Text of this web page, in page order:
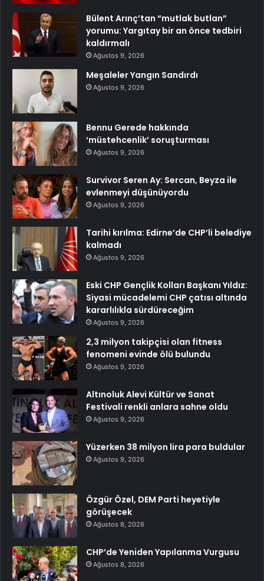
Bülent Arınç’tan “mutlak butlan”
yorumu: Yargıtay bir an önce tedbiri
kaldırmalı
Ağustos 9, 2026
Meşaleler Yangın Sandırdı
Ağustos 9, 2026
Bennu Gerede hakkında
‘müstehcenlik’ soruşturması
Ağustos 9, 2026
Survivor Seren Ay: Sercan, Beyza ile
evlenmeyi düşünüyordu
Ağustos 9, 2026
Tarihi kırılma: Edirne’de CHP’li belediye
kalmadı
Ağustos 9, 2026
Eski CHP Gençlik Kolları Başkanı Yıldız:
Siyasi mücadelemi CHP çatısı altında
kararlılıkla sürdüreceğim
Ağustos 9, 2026
2,3 milyon takipçisi olan fitness
fenomeni evinde ölü bulundu
Ağustos 9, 2026
Altınoluk Alevi Kültür ve Sanat
Festivali renkli anlara sahne oldu
Ağustos 9, 2026
Yüzerken 38 milyon lira para buldular
Ağustos 9, 2026
Özgür Özel, DEM Parti heyetiyle
görüşecek
Ağustos 8, 2026
CHP’de Yeniden Yapılanma Vurgusu
Ağustos 8, 2026